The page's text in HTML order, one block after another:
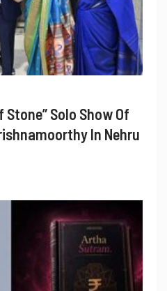
Solo Show Of
In Nehru